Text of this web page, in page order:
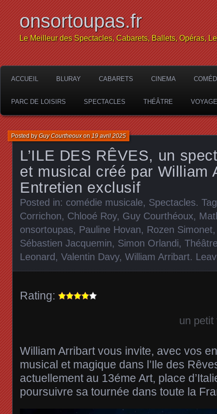
onsortoupas.fr
Le Meilleur des Spectacles, Cabarets, Ballets, Opéras,
ACCUEIL BLURAY CABARETS CINEMA
PARC DE LOISIRS SPECTACLES THÉÂTRE
L’ILE DES RÊVES, un
et musical créé par William
Entretien exclusif
Posted byGuy Courtheouxon19 avril 2025
Posted in: comédie musicale, Spectacles.
Corrichon, Chlooé Roy, Guy Courthéoux,
onsortoupas, Pauline Hovan, Rozen Simonet
Sébastien Jacquemin, Simon Orlandi,
Leonard , Valentin Davy, William Arribart.
Rating:
un petit
William Arribart vous invite, avec vos
musical et magique dans l’Ile des
actuellement au 13éme Art, place
poursuivre sa tournée dans toute la